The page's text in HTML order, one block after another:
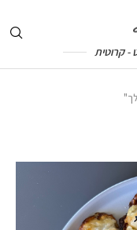
- קרוטית